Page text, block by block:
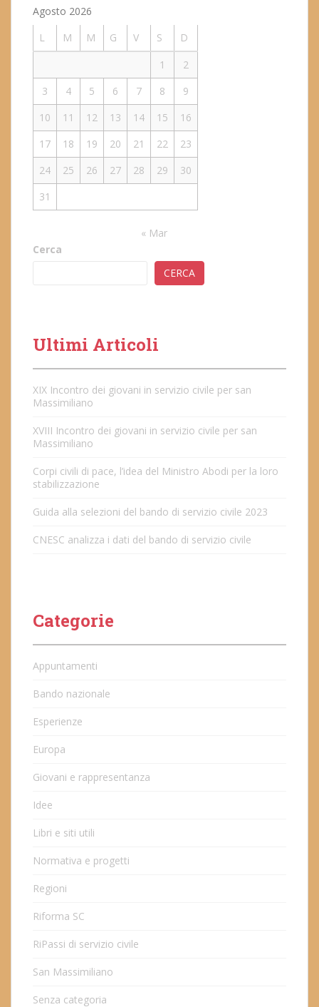
Agosto 2026
L
M M G V S
D
1
2
3
4 5 6 7 8
9
10
11 12 13 14 15
16
17
18 19 20 21 22
23
24
25 26 27 28 29
30
31
« Mar
Cerca
CERCA
Ultimi Articoli
XIX Incontro dei giovani in servizio civile per san
Massimiliano
XVIII Incontro dei giovani in servizio civile per san
Massimiliano
Corpi civili di pace, l’idea del Ministro Abodi per la loro
stabilizzazione
Guida alla selezioni del bando di servizio civile 2023
CNESC analizza i dati del bando di servizio civile
Categorie
Appuntamenti
Bando nazionale
Esperienze
Europa
Giovani e rappresentanza
Idee
Libri e siti utili
Normativa e progetti
Regioni
Riforma SC
RiPassi di servizio civile
San Massimiliano
Senza categoria